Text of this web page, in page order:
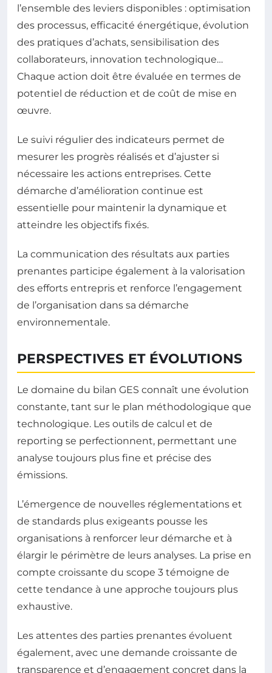
l’ensemble des leviers disponibles : optimisation
des processus, efficacité énergétique, évolution
des pratiques d’achats, sensibilisation des
collaborateurs, innovation technologique…
Chaque action doit être évaluée en termes de
potentiel de réduction et de coût de mise en
œuvre.
Le suivi régulier des indicateurs permet de
mesurer les progrès réalisés et d’ajuster si
nécessaire les actions entreprises. Cette
démarche d’amélioration continue est
essentielle pour maintenir la dynamique et
atteindre les objectifs fixés.
La communication des résultats aux parties
prenantes participe également à la valorisation
des efforts entrepris et renforce l’engagement
de l’organisation dans sa démarche
environnementale.
PERSPECTIVES ET ÉVOLUTIONS
Le domaine du bilan GES connaît une évolution
constante, tant sur le plan méthodologique que
technologique. Les outils de calcul et de
reporting se perfectionnent, permettant une
analyse toujours plus fine et précise des
émissions.
L’émergence de nouvelles réglementations et
de standards plus exigeants pousse les
organisations à renforcer leur démarche et à
élargir le périmètre de leurs analyses. La prise en
compte croissante du scope 3 témoigne de
cette tendance à une approche toujours plus
exhaustive.
Les attentes des parties prenantes évoluent
également, avec une demande croissante de
transparence et d’engagement concret dans la